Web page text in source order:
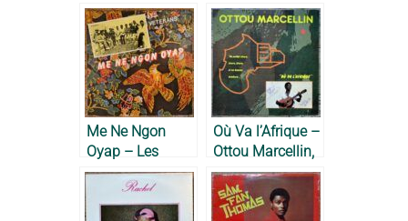
Me Ne Ngon
Oyap – Les
Vétérans, 1983
Où Va l’Afrique –
Ottou Marcellin,
1984